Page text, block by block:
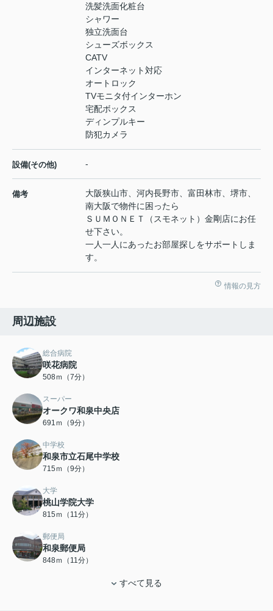
洗髪洗面化粧台
シャワー
独立洗面台
シューズボックス
CATV
インターネット対応
オートロック
TVモニタ付インターホン
宅配ボックス
ディンプルキー
防犯カメラ
設備(その他) -
備考
大阪狭山市、河内長野市、富田林市、堺市、
南大阪で物件に困ったら
ＳＵＭＯＮＥＴ（スモネット）金剛店にお任
せ下さい。
一人一人にあったお部屋探しをサポートしま
す。
情報の見方
周辺施設
総合病院
咲花病院
508ｍ（7分）
スーパー
オークワ和泉中央店
691ｍ（9分）
中学校
和泉市立石尾中学校
715ｍ（9分）
大学
桃山学院大学
815ｍ（11分）
郵便局
和泉郵便局
848ｍ（11分）
すべて見る